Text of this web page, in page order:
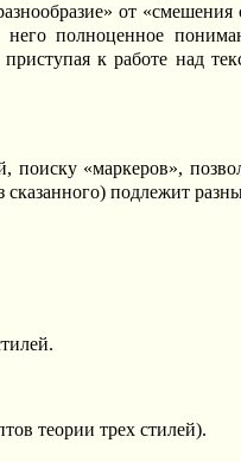
от «смешения
полноценное
к работе над
поиску «маркеров»,
подлежит
теории трех стилей).